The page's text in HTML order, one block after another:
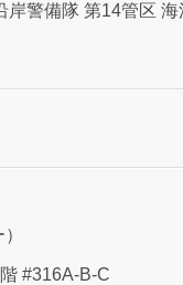
警備隊 第14管区 海
#316A-B-C